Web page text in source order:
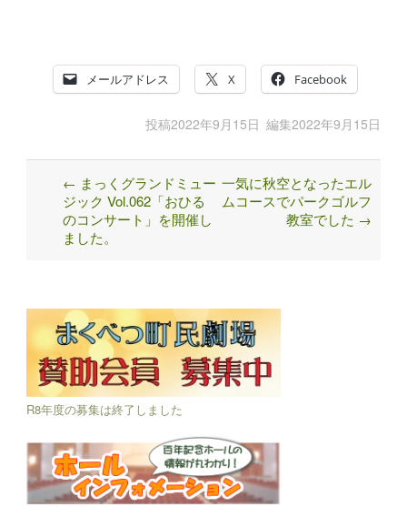
メールアドレス X Facebook
投稿2022年9月15日 編集2022年9月15日
Post
navigation
← まっくグランドミュー
ジック Vol.062「おひる
のコンサート」を開催し
ました。
一気に秋空となったエル
ムコースでパークゴルフ
教室でした →
R8年度の募集は終了しました